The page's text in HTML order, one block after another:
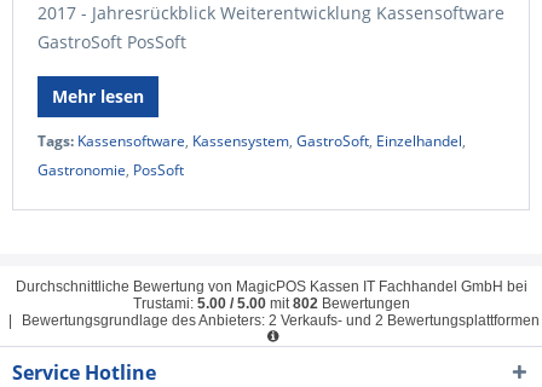
2017 - Jahresrückblick Weiterentwicklung Kassensoftware
GastroSoft PosSoft
Mehr lesen
Tags: Kassensoftware, Kassensystem, GastroSoft, Einzelhandel,
Gastronomie, PosSoft
Durchschnittliche Bewertung von MagicPOS Kassen IT Fachhandel GmbH bei
Trustami: 5.00/ 5.00mit802 Bewertungen
Bewertungsgrundlage des Anbieters: 2 Verkaufs- und 2 Bewertungsplattformen
Service Hotline